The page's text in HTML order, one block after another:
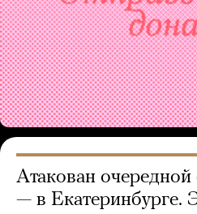
Атакован
— в Екатеринбурге.